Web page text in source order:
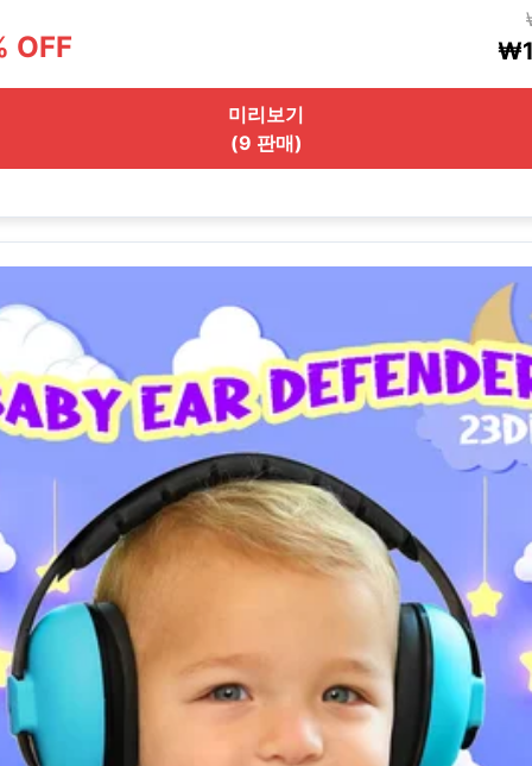
OFF
미리보기
(9 판매)